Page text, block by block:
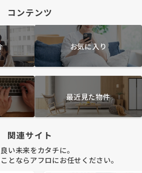
コンテンツ
お気に入り
最近見た物件
関連サイト
い未来をカタチに。
とならアフロにお任せください。